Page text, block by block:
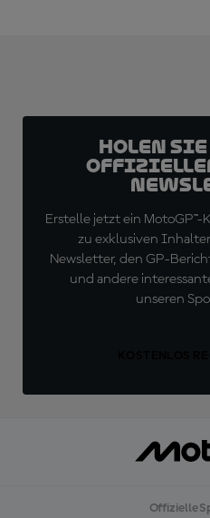
Holen
offiziellen
Erstelle jetzt ein
zu exklusiven
Newsletter, den GP-
und andere
unseren
Offizielle